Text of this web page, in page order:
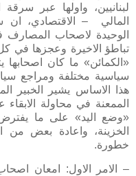
لبنانيين، واولها عبر
المالي – الاقتصادي، ان
الوحيدة لاصحاب
تباطؤ الاخيرة وعجزها في
«الكمائن» ما كان
سياسية مختلفة ومراجع
هذا الاساس يشير الخبير
الممعنة في محاولة
«وضع اليد» على ما
الخزينة، واعادة بعض من
خطورة.
– الامر الاول: امعان